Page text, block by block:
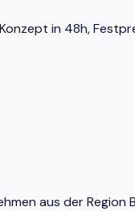
in 48h,
aus der